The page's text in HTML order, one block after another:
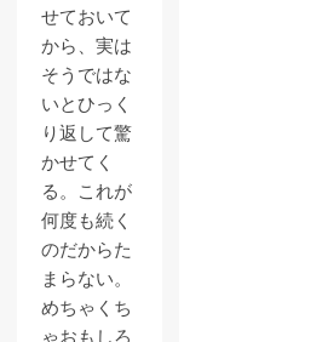
せておいて
から、実は
そうではな
いとひっく
り返して驚
かせてく
る。これが
何度も続く
のだからた
まらない。
めちゃくち
ゃおもしろ